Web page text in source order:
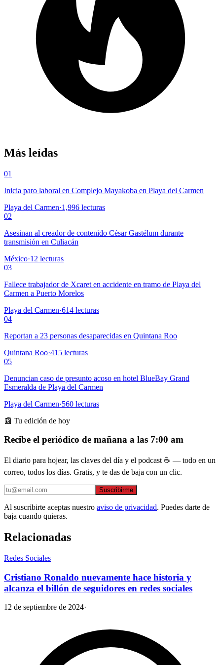
Más leídas
01
Inicia paro laboral en Complejo Mayakoba en Playa del Carmen
Playa del Carmen·1,996 lecturas
02
Asesinan al creador de contenido César Gastélum durante
transmisión en Culiacán
México·12 lecturas
03
Fallece trabajador de Xcaret en accidente en tramo de Playa del
Carmen a Puerto Morelos
Playa del Carmen·614 lecturas
04
Reportan a 23 personas desaparecidas en Quintana Roo
Quintana Roo·415 lecturas
05
Denuncian caso de presunto acoso en hotel BlueBay Grand
Esmeralda de Playa del Carmen
Playa del Carmen·560 lecturas
📰 Tu edición de hoy
Recibe el periódico de mañana a las 7:00 am
El diario para hojear, las claves del día y el podcast ☕ — todo en un
correo, todos los días. Gratis, y te das de baja con un clic.
Suscribirme
Al suscribirte aceptas nuestro aviso de privacidad. Puedes darte de
baja cuando quieras.
Relacionadas
Redes Sociales
Cristiano Ronaldo nuevamente hace historia y
alcanza el billón de seguidores en redes sociales
12 de septiembre de 2024·